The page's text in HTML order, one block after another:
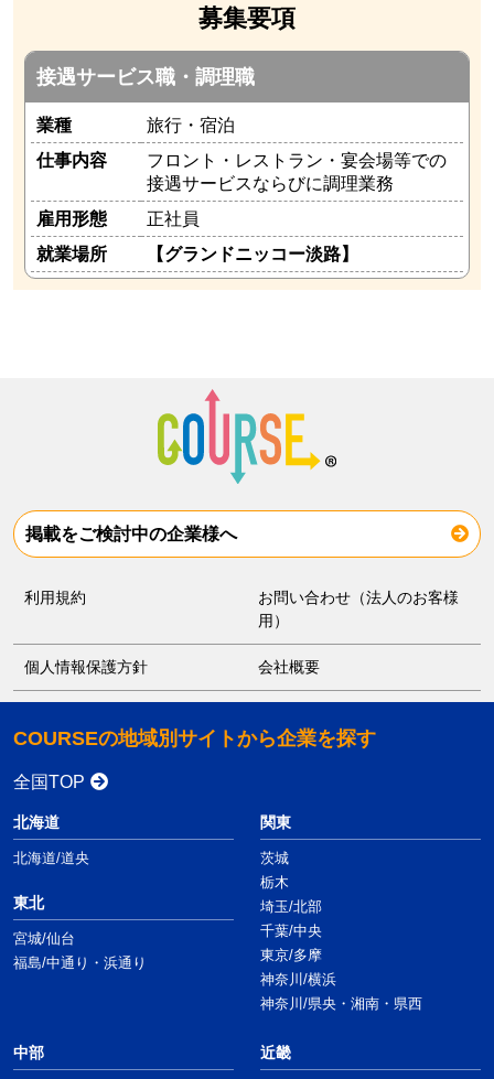
募集要項
接遇サービス職・調理職
業種
旅行・宿泊
仕事内容
フロント・レストラン・宴会場等での
接遇サービスならびに調理業務
雇用形態
正社員
就業場所
【グランドニッコー淡路】
掲載をご検討中の企業様へ
利用規約
お問い合わせ（法人のお客様
用）
個人情報保護方針 会社概要
COURSEの地域別サイトから企業を探す
全国TOP
北海道
北海道/道央
東北
宮城/仙台
福島/中通り・浜通り
関東
茨城
栃木
埼玉/北部
千葉/中央
東京/多摩
神奈川/横浜
神奈川/県央・湘南・県西
中部 近畿